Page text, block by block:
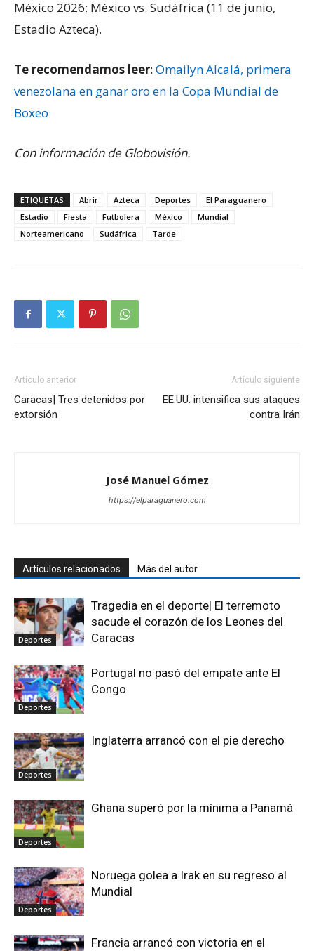
México 2026: México vs. Sudáfrica (11 de junio,
Estadio Azteca).
Te recomendamos leer: Omailyn Alcalá, primera
venezolana en ganar oro en la Copa Mundial de
Boxeo
Con información de Globovisión.
ETIQUETAS Abrir Azteca Deportes
El Paraguanero
Estadio
Fiesta Futbolera México
Mundial
Norteamericano
Sudáfrica Tarde
Artículo anterior
Caracas| Tres detenidos por
extorsión
Artículo siguiente
EE.UU. intensifica sus ataques
contra Irán
José Manuel Gómez
https://elparaguanero.com
Artículos relacionados Más del autor
Deportes
Tragedia en el deporte| El terremoto
sacude el corazón de los Leones del
Caracas
Deportes
Portugal no pasó del empate ante El
Congo
Deportes
Inglaterra arrancó con el pie derecho
Deportes
Ghana superó por la mínima a Panamá
Deportes
Noruega golea a Irak en su regreso al
Mundial
Francia arrancó con victoria en el